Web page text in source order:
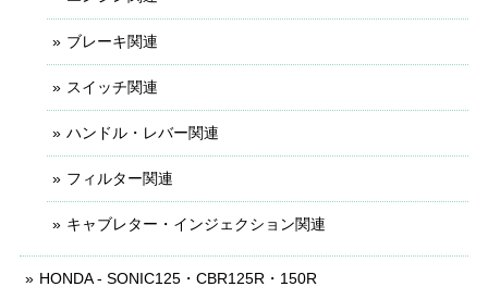
ブレーキ関連
スイッチ関連
ハンドル・レバー関連
フィルター関連
キャブレター・インジェクション関連
HONDA - SONIC125・CBR125R・150R